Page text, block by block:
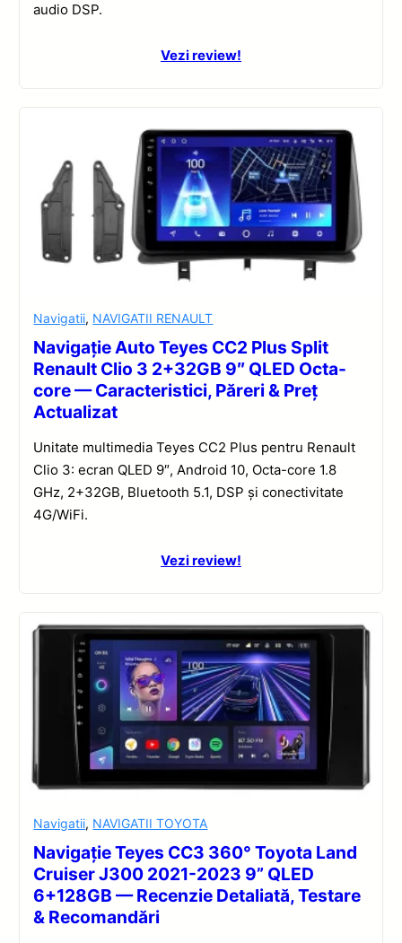
audio DSP.
Vezi review!
Navigatii, NAVIGATII RENAULT
Navigație Auto Teyes CC2 Plus Split
Renault Clio 3 2+32GB 9″ QLED Octa-
core — Caracteristici, Păreri & Preț
Actualizat
Unitate multimedia Teyes CC2 Plus pentru Renault
Clio 3: ecran QLED 9″, Android 10, Octa-core 1.8
GHz, 2+32GB, Bluetooth 5.1, DSP și conectivitate
4G/WiFi.
Vezi review!
Navigatii, NAVIGATII TOYOTA
Navigație Teyes CC3 360° Toyota Land
Cruiser J300 2021-2023 9” QLED
6+128GB — Recenzie Detaliată, Testare
& Recomandări